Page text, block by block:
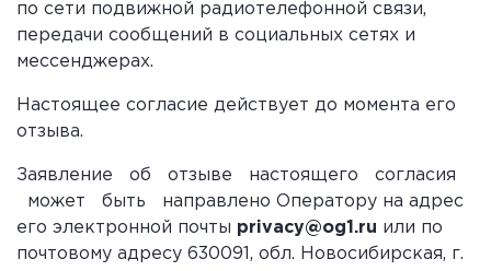
по сети подвижной радиотелефонной связи,
передачи сообщений в социальных сетях и
мессенджерах.
Настоящее согласие действует до момента его
отзыва.
Заявление об отзыве настоящего согласия
может быть направлено Оператору на адрес
его электронной почты privacy@og1.ru или по
почтовому адресу 630091, обл. Новосибирская, г.